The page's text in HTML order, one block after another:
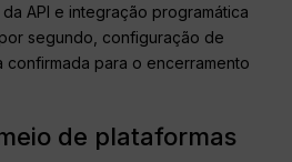
API e integração programática
segundo, configuração de
confirmada para o encerramento
de plataformas